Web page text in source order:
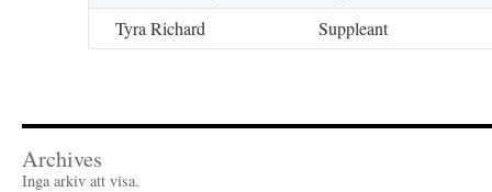
Tyra Richard
Suppleant
Archives
Inga arkiv att visa.